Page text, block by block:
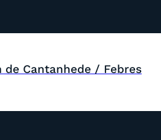
de Cantanhede / Febres